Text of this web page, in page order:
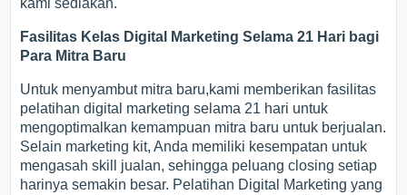
kami sediakan.
Fasilitas Kelas Digital Marketing Selama 21 Hari bagi
Para Mitra Baru
Untuk menyambut mitra baru,kami memberikan fasilitas
pelatihan digital marketing selama 21 hari untuk
mengoptimalkan kemampuan mitra baru untuk berjualan.
Selain marketing kit, Anda memiliki kesempatan untuk
mengasah skill jualan, sehingga peluang closing setiap
harinya semakin besar. Pelatihan Digital Marketing yang